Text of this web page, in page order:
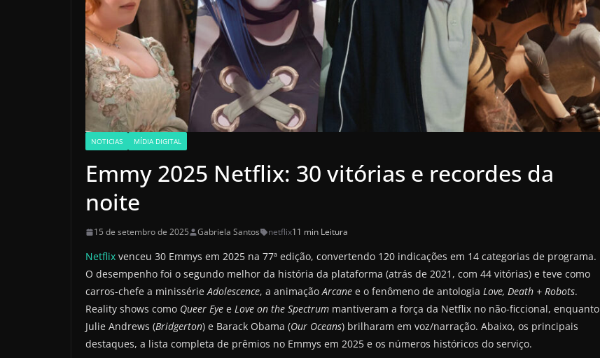
NOTICIAS MÍDIA DIGITAL
Emmy 2025 Netflix: 30 vitórias e recordes da
noite
15 de setembro de 2025 Gabriela Santos netflix11 min Leitura
Netflix venceu 30 Emmys em 2025 na 77ª edição, convertendo 120 indicações em 14 categorias de programa.
O desempenho foi o segundo melhor da história da plataforma (atrás de 2021, com 44 vitórias) e teve como
carros-chefe a minissérieAdolescence, a animaçãoArcane e o fenômeno de antologia Love, Death + Robots.
Reality shows como Queer Eye e Love on the Spectrum mantiveram a força da Netflix no não-ficcional, enquanto
Julie Andrews (Bridgerton) e Barack Obama (Our Oceans) brilharam em voz/narração. Abaixo, os principais
destaques, a lista completa de prêmios no Emmys em 2025 e os números históricos do serviço.